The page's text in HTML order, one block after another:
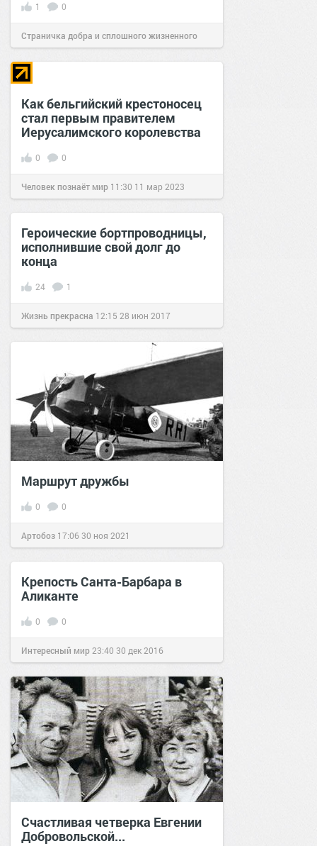
1 0
Страничка добра и сплошного жизненного
позитива! 01:22 15 фев 2024
Как бельгийский крестоносец
стал первым правителем
Иерусалимского королевства
0 0
Человек познаёт мир 11:30 11 мар 2023
Героические бортпроводницы,
исполнившие свой долг до
конца
24 1
Жизнь прекрасна 12:15 28 июн 2017
Маршрут дружбы
0 0
Артобоз 17:06 30 ноя 2021
Крепость Санта-Барбара в
Аликанте
0 0
Интересный мир23:40 30 дек 2016
Счастливая четверка Евгении
Добровольской...